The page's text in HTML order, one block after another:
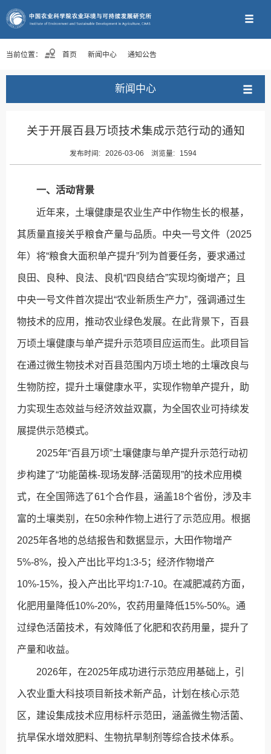
当前位置： 首页 新闻中心 通知公告
新闻中心
关于开展百县万顷技术集成示范行动的通知
发布时间: 2026-03-06 浏览量: 1594
一、活动背景
近年来，土壤健康是农业生产中作物生长的根基，
其质量直接关乎粮食产量与品质。中央一号文件（2025
年）将“粮食大面积单产提升”列为首要任务，要求通过
良田、良种、良法、良机“四良结合”实现均衡增产；且
中央一号文件首次提出“农业新质生产力”，强调通过生
物技术的应用，推动农业绿色发展。在此背景下，百县
万顷土壤健康与单产提升示范项目应运而生。此项目旨
在通过微生物技术对百县范围内万顷土地的土壤改良与
生物防控，提升土壤健康水平，实现作物单产提升，助
力实现生态效益与经济效益双赢，为全国农业可持续发
展提供示范模式。
2025年“百县万顷”土壤健康与单产提升示范行动初
步构建了“功能菌株-现场发酵-活菌现用”的技术应用模
式，在全国筛选了61个合作县，涵盖18个省份，涉及丰
富的土壤类别，在50余种作物上进行了示范应用。根据
2025年各地的总结报告和数据显示，大田作物增产
5%-8%，投入产出比平均1:3-5；经济作物增产
10%-15%，投入产出比平均1:7-10。在减肥减药方面，
化肥用量降低10%-20%，农药用量降低15%-50%。通
过绿色活菌技术，有效降低了化肥和农药用量，提升了
产量和收益。
2026年，在2025年成功进行示范应用基础上，引
入农业重大科技项目新技术新产品，计划在核心示范
区，建设集成技术应用标杆示范田，涵盖微生物活菌、
抗旱保水增效肥料、生物抗旱制剂等综合技术体系。